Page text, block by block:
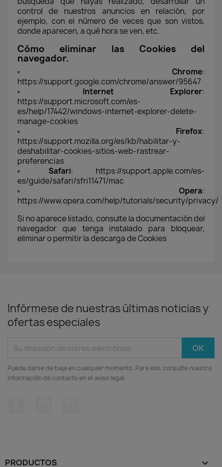
control de nuestros anuncios en relación, por
ejemplo, con el número de veces que son vistos,
donde aparecen, a qué hora se ven, etc.
Cómo eliminar las Cookies del
navegador.
Chrome:
https://support.google.com/chrome/answer/95647
Internet Explorer:
https://support.microsoft.com/es-
es/help/17442/windows-internet-explorer-delete-
manage-cookies
Firefox:
https://support.mozilla.org/es/kb/habilitar-y-
deshabilitar-cookies-sitios-web-rastrear-
preferencias
Safari: https://support.apple.com/es-
es/guide/safari/sfri11471/mac
Opera:
https://www.opera.com/help/tutorials/security/privacy/
Si no aparece listado, consulte la documentación del
navegador que tenga instalado para bloquear,
eliminar o permitir la descarga de Cookies
Infórmese de nuestras últimas noticias y
ofertas especiales
Puede darse de baja en cualquier momento. Para ello, consulte nuestra
información de contacto en el aviso legal.
PRODUCTOS 